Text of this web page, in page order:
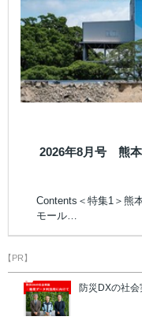
2026年8月号 熊本
Contents＜特集1＞熊
モール…
【PR】
防災DXの社